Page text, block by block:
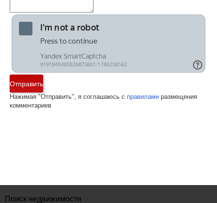
Отправить
Нажимая "Отправить", я соглашаюсь с правилами размещения
комментариев
Поиск недвижимости